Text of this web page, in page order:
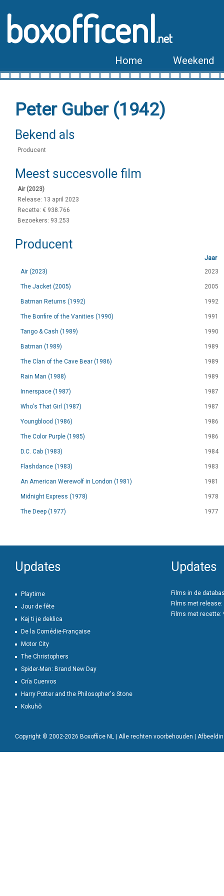
boxofficenl.net
Home Weekend
Peter Guber (1942)
Bekend als
Producent
Meest succesvolle film
Air (2023)
Release: 13 april 2023
Recette: € 938.766
Bezoekers: 93.253
Producent
Jaar
Air (2023)
2023
The Jacket (2005) 2005
Batman Returns (1992) 1992
The Bonfire of the Vanities (1990) 1991
Tango & Cash (1989) 1990
Batman (1989) 1989
The Clan of the Cave Bear (1986) 1989
Rain Man (1988) 1989
Innerspace (1987) 1987
Who's That Girl (1987) 1987
Youngblood (1986) 1986
The Color Purple (1985) 1986
D.C. Cab (1983) 1984
Flashdance (1983) 1983
An American Werewolf in London (1981) 1981
Midnight Express (1978) 1978
The Deep (1977) 1977
Updates
Playtime
Jour de fête
Kaj ti je deklica
De la Comédie-Française
Motor City
The Christophers
Spider-Man: Brand New Day
Cría Cuervos
Harry Potter and the Philosopher's Stone
Kokuhô
Updates
Films in de
Films met release:
Films met recette:
Copyright © 2002-2026 Boxoffice NL | Alle rechten voorbehouden |